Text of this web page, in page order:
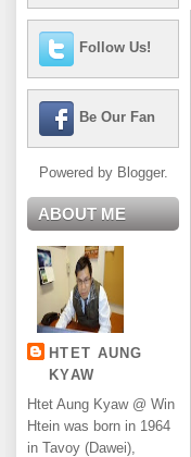
Follow Us!
Be Our Fan
Powered by Blogger.
ABOUT ME
HTET AUNG
KYAW
Htet Aung Kyaw @ Win
Htein was born in 1964
in Tavoy (Dawei),